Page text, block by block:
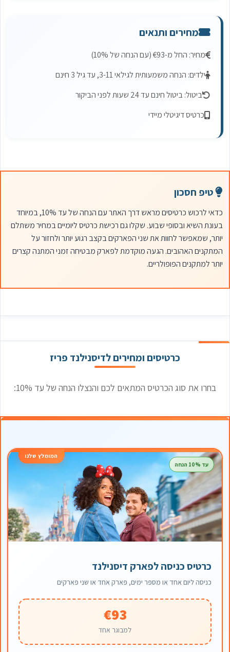
מחירים ותנאים
מחיר: החל מ-€93 (עם הנחה של 10%)
ילדים: הנחה משמעותית לגילאי 3-11, עד גיל 3 חינם
ביטול: ביטול חינם עד 24 שעות לפני הביקור
כרטיס דיגיטלי מיידי
טיפ חסכון
כדאי לרכוש כרטיסים מראש דרך האתר עם הנחה של עד 10%, במיוחד
בעונת השיא ובסופי שבוע. שקלו גם רכישת כרטיס ליומיים במחיר משתלם
יותר, שמאפשר לחוות את שני הפארקים בקצב רגוע יותר ולחזור על
המתקנים האהובים. הגעה מוקדמת לפארק מבטיחה זמני המתנה קצרים
יותר למתקנים הפופולריים.
כרטיסים ומחירים לדיסנילנד פריז
בחרו את סוג הכרטיס המתאים לכם והנצלו הנחה של עד 10%:
המומלץ שלנו
עד 10% הנחה
כרטיס כניסה לפארק דיסנילנד
כניסה ליום אחד או מספר ימים, פארק אחד או שני פארקים
€93
למבוגר אחד